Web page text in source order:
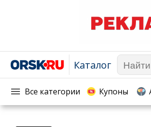
Каталог
Все категории Купоны
Афиша
Строительство и ремонт
Авто и мото